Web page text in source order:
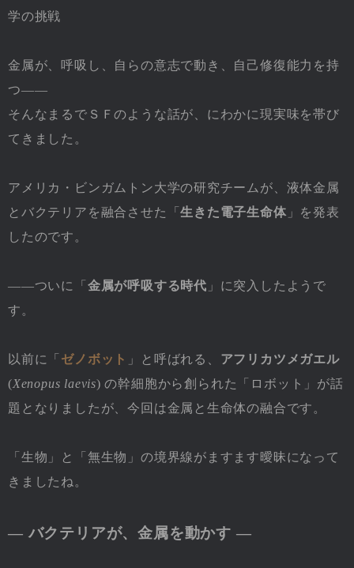
学の挑戦
金属が、呼吸し、自らの意志で動き、自己修復能力を持
つ――
そんなまるでＳＦのような話が、にわかに現実味を帯び
てきました。
アメリカ・ビンガムトン大学の研究チームが、液体金属
とバクテリアを融合させた「生きた電子生命体 」を発表
したのです。
――ついに「 金属が呼吸する時代 」に突入したようで
す。
以前に「 ゼノボット 」と呼ばれる、 アフリカツメガエル
(Xenopus laevis) の幹細胞から創られた「ロボット」が話
題となりましたが、今回は金属と生命体の融合です。
「生物」と「無生物」の境界線がますます曖昧になって
きましたね。
― バクテリアが、金属を動かす ―